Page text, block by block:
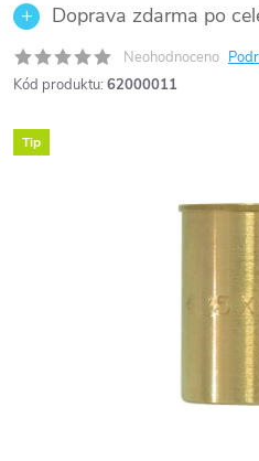
Doprava zdarma po
Neohodnoceno
Kód produktu: 62000011
Tip